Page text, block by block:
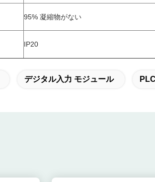
95% 凝縮物がない
IP20
デジタル入力 モジュール